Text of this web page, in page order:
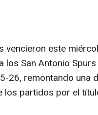
vencieron este
los San Antonio
26, remontando una
los partidos por el